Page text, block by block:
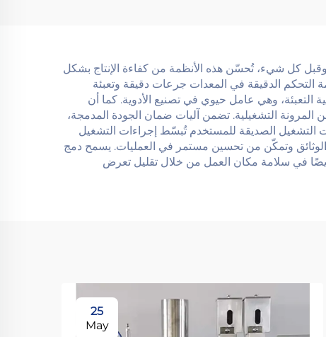
وقبل كل شيء، تُحسّن هذه الأنظمة من كفاءة الإنتاج بشكل
التحكم الدقيقة في المعدات جرعات دقيقة وتعبئة
التعبئة، وهي عامل حيوي في تصنيع الأدوية. كما أن
المرونة التشغيلية. تضمن آليات ضمان الجودة المدمجة،
التشغيل الصديقة للمستخدم تُبسّط إجراءات التشغيل
الوثائق وتمكّن من تحسين مستمر في العمليات. يسمح دمج
أيضًا في سلامة مكان العمل من خلال تقليل تعرض
25
May